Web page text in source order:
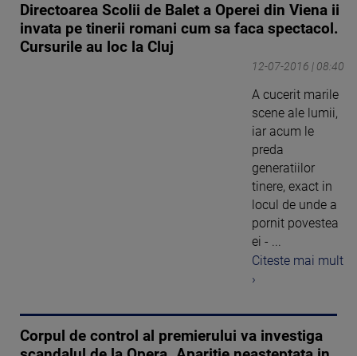
Directoarea Scolii de Balet a Operei din Viena ii
invata pe tinerii romani cum sa faca spectacol.
Cursurile au loc la Cluj
12-07-2016 | 08:40
A cucerit marile
scene ale lumii,
iar acum le
preda
generatiilor
tinere, exact in
locul de unde a
pornit povestea
ei - ...
Citeste mai mult
›
Corpul de control al premierului va investiga